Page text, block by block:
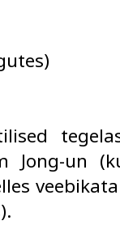
Jong-un